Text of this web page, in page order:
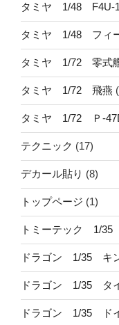
タミヤ 1/48 F4U-
タミヤ 1/48 フィー
タミヤ 1/72 零式
タミヤ 1/72 飛燕
タミヤ 1/72 Ｐ-
テクニック (17)
デカール貼り (8)
トップページ (1)
トミーテック 1/35
ドラゴン 1/35 キ
ドラゴン 1/35 タ
ドラゴン 1/35 ド